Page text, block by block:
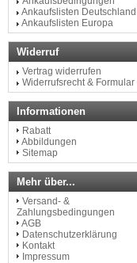
Ankaufslisten Deutschland
Ankaufslisten Europa
Widerruf
Vertrag widerrufen
Widerrufsrecht & Formular
Informationen
Rabatt
Abbildungen
Sitemap
Mehr über...
Versand- &
Zahlungsbedingungen
AGB
Datenschutzerklärung
Kontakt
Impressum